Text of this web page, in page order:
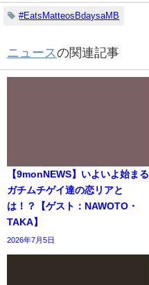
#EatsMatteosBdaysaMB
ニュースの関連記事
【9monNEWS】いよいよ始まる
ガチムチゲイ達の恋リアと
は！？【ゲスト：NAWOTO・
TAKA】
2026年7月5日